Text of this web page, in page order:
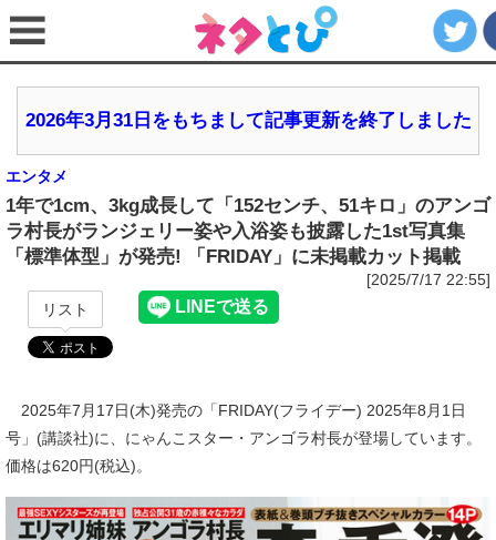
2026年3月31日をもちまして記事更新を終了しました
エンタメ
1年で1cm、3kg成長して「152センチ、51キロ」のアンゴ
ラ村長がランジェリー姿や入浴姿も披露した1st写真集
「標準体型」が発売! 「FRIDAY」に未掲載カット掲載
[2025/7/17 22:55]
リスト
2025年7月17日(木)発売の「FRIDAY(フライデー) 2025年8月1日
号」(講談社)に、にゃんこスター・アンゴラ村長が登場しています。
価格は620円(税込)。